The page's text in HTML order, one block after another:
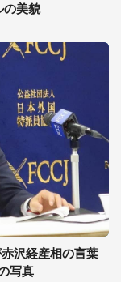
の美貌
沢経産相の言葉
写真